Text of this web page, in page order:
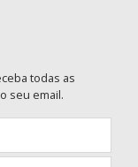
todas as
seu email.